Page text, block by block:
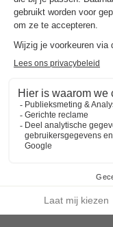
Station Emmen
15km
ALGEMENE
Openingstijden
Het gehele jaar
Gesproken talen
Nederlands, Frans,